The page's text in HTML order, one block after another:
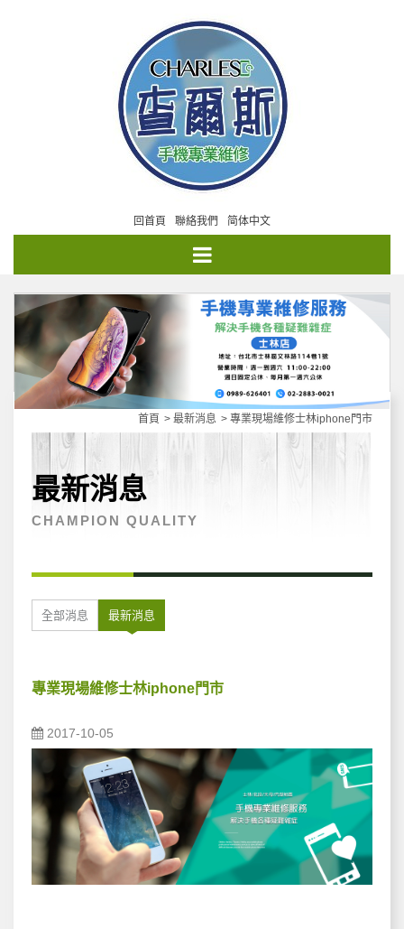
回首頁 聯絡我們 简体中文
首頁 最新消息 專業現場維修士林iphone門市
最新消息
CHAMPION QUALITY
全部消息 最新消息
專業現場維修士林iphone門市
2017-10-05